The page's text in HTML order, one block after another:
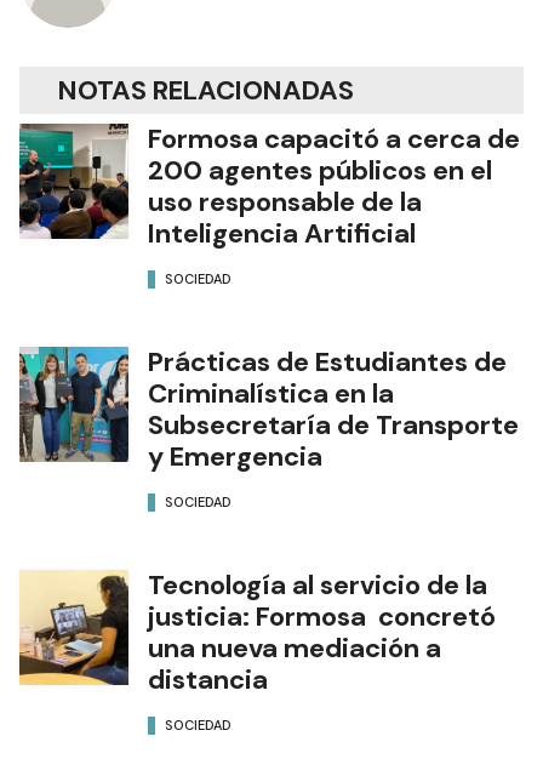
NOTAS RELACIONADAS
Formosa capacitó a cerca de
200 agentes públicos en el
uso responsable de la
Inteligencia Artificial
SOCIEDAD
Prácticas de Estudiantes de
Criminalística en la
Subsecretaría de Transporte
y Emergencia
SOCIEDAD
Tecnología al servicio de la
justicia: Formosa concretó
una nueva mediación a
distancia
SOCIEDAD